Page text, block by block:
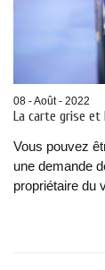
08 - Août - 2022
La carte grise et
Vous pouvez
une demande
propriétaire du